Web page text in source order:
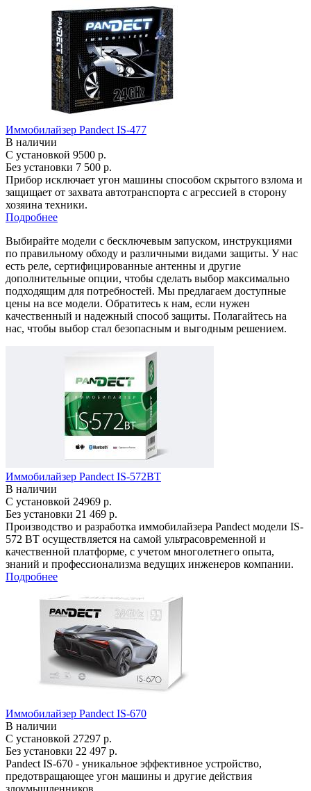
Иммобилайзер Pandect IS-477
В наличии
С установкой 9500 р.
Без установки 7 500 р.
Прибор исключает угон машины способом скрытого взлома и
защищает от захвата автотранспорта с агрессией в сторону
хозяина техники.
Подробнее
Выбирайте модели с бесключевым запуском, инструкциями
по правильному обходу и различными видами защиты. У нас
есть реле, сертифицированные антенны и другие
дополнительные опции, чтобы сделать выбор максимально
подходящим для потребностей. Мы предлагаем доступные
цены на все модели. Обратитесь к нам, если нужен
качественный и надежный способ защиты. Полагайтесь на
нас, чтобы выбор стал безопасным и выгодным решением.
Иммобилайзер Pandect IS-572BT
В наличии
С установкой 24969 р.
Без установки 21 469 р.
Производство и разработка иммобилайзера Pandect модели IS-
572 BT осуществляется на самой ультрасовременной и
качественной платформе, с учетом многолетнего опыта,
знаний и профессионализма ведущих инженеров компании.
Подробнее
Иммобилайзер Pandect IS-670
В наличии
С установкой 27297 р.
Без установки 22 497 р.
Pandect IS-670 - уникальное эффективное устройство,
предотвращающее угон машины и другие действия